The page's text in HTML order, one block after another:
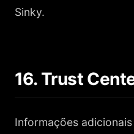
Sinky.
16. Trust
Informações